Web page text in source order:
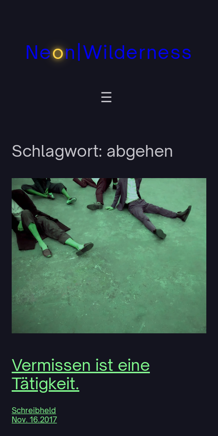
Neon|Wilderness
Schlagwort: abgehen
Vermissen ist eine
Tätigkeit.
Schreibheld
Nov. 16.2017